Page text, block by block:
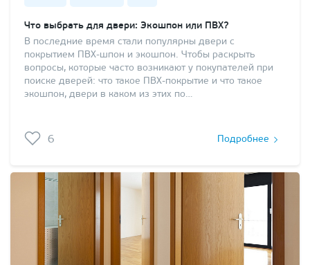
Что выбрать для двери: Экошпон или ПВХ?
В последние время стали популярны двери с
покрытием ПВХ-шпон и экошпон. Чтобы раскрыть
вопросы, которые часто возникают у покупателей при
поиске дверей: что такое ПВХ-покрытие и что такое
экошпон, двери в каком из этих по…
6 Подробнее